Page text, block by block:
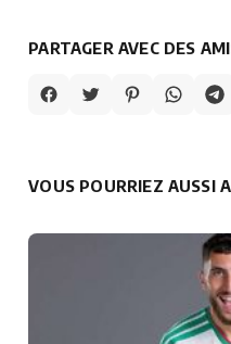
PARTAGER AVEC DES
VOUS POURRIEZ AUSSI